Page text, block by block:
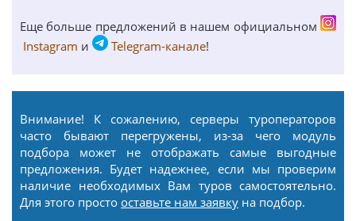
Еще больше предложений в нашем официальном
Instagram и Telegram-канале!
Внимание! К сожалению, серверы туроператоров
часто бывают перегружены, из-за чего модуль
подбора может не отображать самые выгодные
предложения. Будет надежнее, если мы проверим
наличие необходимых Вам туров самостоятельно.
Для этого просто оставьте нам заявку на подбор.